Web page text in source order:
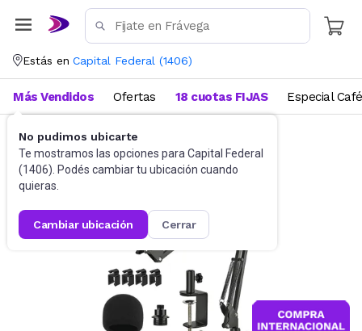
Estás en Capital Federal (1406)
No pudimos ubicarte
Te mostramos las opciones para Capital Federal
(1406). Podés cambiar tu ubicación cuando
quieras.
cambiar ubicación cerrar
Más Vendidos Ofertas 18 cuotas FIJAS Especial Café
Instrumentos musicales